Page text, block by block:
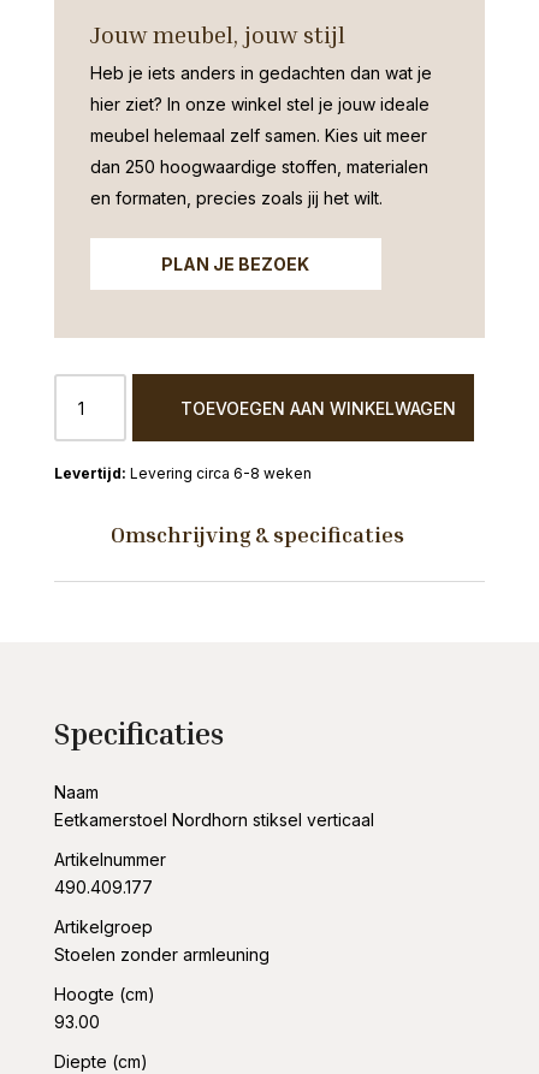
Jouw meubel, jouw stijl
Heb je iets anders in gedachten dan wat je
hier ziet? In onze winkel stel je jouw ideale
meubel helemaal zelf samen. Kies uit meer
dan 250 hoogwaardige stoffen, materialen
en formaten, precies zoals jij het wilt.
PLAN JE BEZOEK
Nordhorn
stiksel
verticaal
TOEVOEGEN AAN WINKELWAGEN
Levering circa 6-8 weken
Omschrijving & specificaties
Specificaties
Naam
Eetkamerstoel Nordhorn stiksel verticaal
Artikelnummer
490.409.177
Artikelgroep
Stoelen zonder armleuning
Hoogte (cm)
93.00
Diepte (cm)